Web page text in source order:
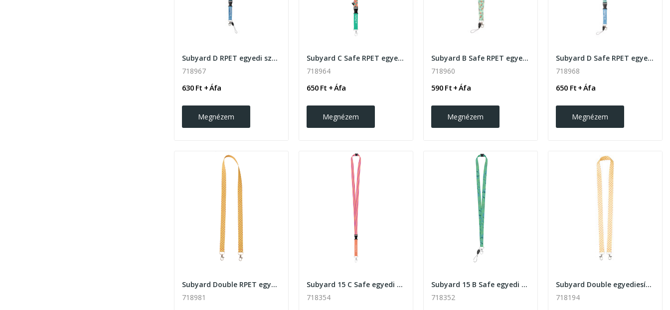
Subyard D RPET egyedi szublimációs nyakpánt
718967
630 Ft + Áfa
Megnézem
Subyard C Safe RPET egyedi szublimációs nyakpánt
718964
650 Ft + Áfa
Megnézem
Subyard B Safe RPET egyedi szublimációs nyakpánt
718960
590 Ft + Áfa
Megnézem
Subyard D Safe RPET egyedi szublimációs nyakpánt
718968
650 Ft + Áfa
Megnézem
Subyard Double RPET egyedi szublimációs nyakpánt
718981
Subyard 15 C Safe egyedi szublimációs nyakpánt
718354
Subyard 15 B Safe egyedi szublimációs nyakpánt
718352
Subyard Double egyediesíthető szublimációs...
718194